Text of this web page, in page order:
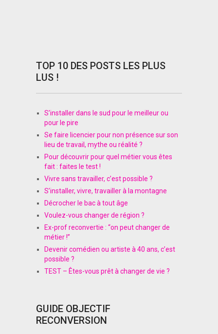
TOP 10 DES POSTS LES PLUS
LUS !
S’installer dans le sud pour le meilleur ou
pour le pire
Se faire licencier pour non présence sur son
lieu de travail, mythe ou réalité ?
Pour découvrir pour quel métier vous êtes
fait : faites le test !
Vivre sans travailler, c’est possible ?
S’installer, vivre, travailler à la montagne
Décrocher le bac à tout âge
Voulez-vous changer de région ?
Ex-prof reconvertie : “on peut changer de
métier !”
Devenir comédien ou artiste à 40 ans, c’est
possible ?
TEST – Êtes-vous prêt à changer de vie ?
GUIDE OBJECTIF
RECONVERSION